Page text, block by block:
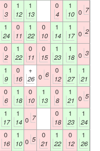
0
3
1
12
1
13
0
4
1
10 0 7
1
24
0
11
1
22
0
10
1
14
1
17 0 2
0
2
1
22
0
11
0
15
1
23
1
18 0 3
1
9
0
16
+
26 0 6
0
12
1
27
1
21
0
6
1
18
0
10
1
13
0
8
1
21 0 5
1
17
1
14 0 7
0
18
1
23
1
24
0
16
1
10 0 5
0
21
1
22
0
12
1
26